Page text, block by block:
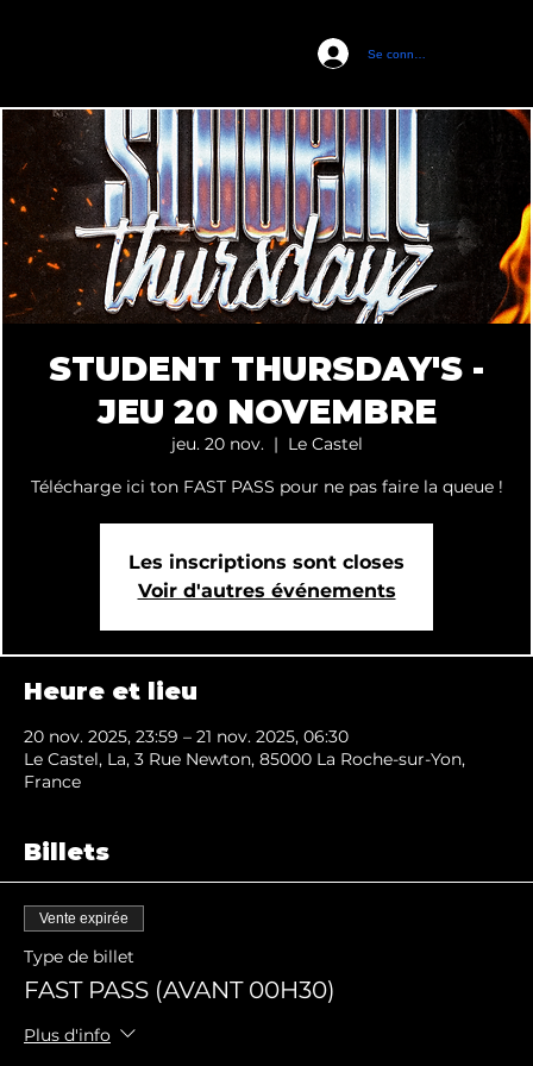
Se connecter
STUDENT THURSDAY'S -
JEU 20 NOVEMBRE
jeu. 20 nov.
  |
Le Castel
Télécharge ici ton FAST PASS pour ne pas faire la queue !
Les inscriptions sont closes
Voir d'autres événements
Heure et lieu
20 nov. 2025, 23:59 – 21 nov. 2025, 06:30
Le Castel, La, 3 Rue Newton, 85000 La Roche-sur-Yon,
France
Billets
Vente expirée
Type de billet
FAST PASS (AVANT 00H30)
Plus d'info